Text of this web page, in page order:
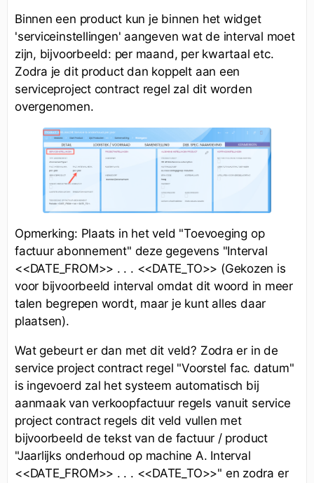
Binnen een product kun je binnen het widget
'serviceinstellingen' aangeven wat de interval moet
zijn, bijvoorbeeld: per maand, per kwartaal etc.
Zodra je dit product dan koppelt aan een
serviceproject contract regel zal dit worden
overgenomen.
Opmerking: Plaats in het veld "Toevoeging op
factuur abonnement" deze gegevens "Interval
<<DATE_FROM>> . . . <<DATE_TO>> (Gekozen is
voor bijvoorbeeld interval omdat dit woord in meer
talen begrepen wordt, maar je kunt alles daar
plaatsen).
Wat gebeurt er dan met dit veld? Zodra er in de
service project contract regel "Voorstel fac. datum"
is ingevoerd zal het systeem automatisch bij
aanmaak van verkoopfactuur regels vanuit service
project contract regels dit veld vullen met
bijvoorbeeld de tekst van de factuur / product
"Jaarlijks onderhoud op machine A. Interval
<<DATE_FROM>> . . . <<DATE_TO>>" en zodra er